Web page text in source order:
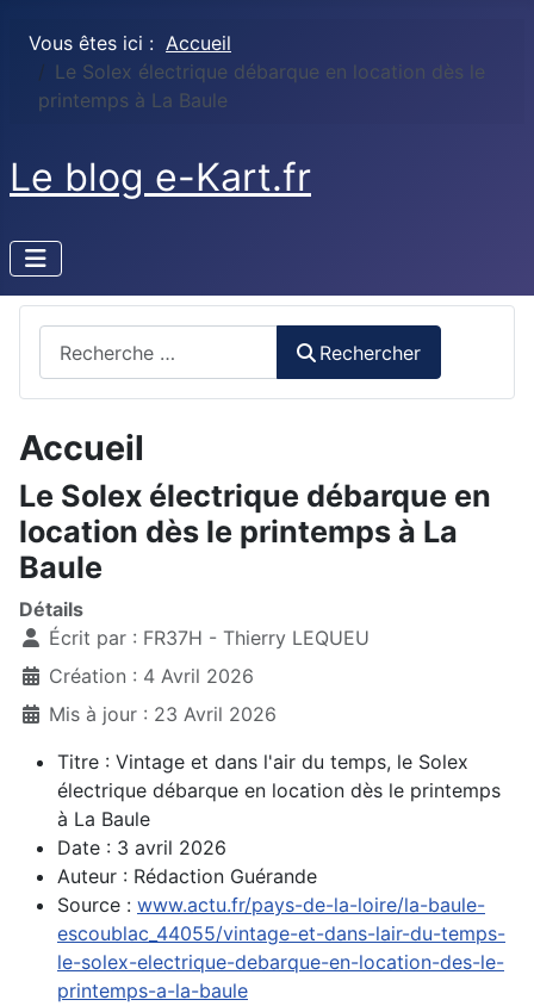
Vous êtes ici : Accueil
Le Solex électrique débarque en location dès le
printemps à La Baule
Le blog e-Kart.fr
Rechercher
Accueil
Le Solex électrique débarque en
location dès le printemps à La
Baule
Détails
Écrit par : FR37H - Thierry LEQUEU
Création : 4 Avril 2026
Mis à jour : 23 Avril 2026
Titre : Vintage et dans l'air du temps, le Solex
électrique débarque en location dès le printemps
à La Baule
Date : 3 avril 2026
Auteur : Rédaction Guérande
Source : www.actu.fr/pays-de-la-loire/la-baule-
escoublac_44055/vintage-et-dans-lair-du-temps-
le-solex-electrique-debarque-en-location-des-le-
printemps-a-la-baule